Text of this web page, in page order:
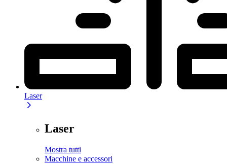
Laser
Laser
Mostra tutti
Macchine e accessori